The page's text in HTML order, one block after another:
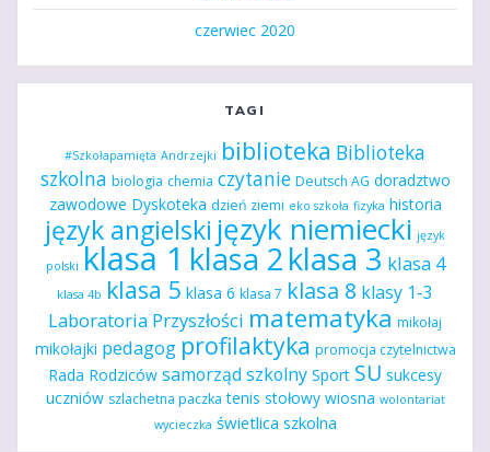
czerwiec 2020
TAGI
#Szkołapamięta Andrzejki biblioteka Biblioteka
szkolna biologia chemia czytanie Deutsch AG doradztwo
zawodowe Dyskoteka dzień ziemi eko szkoła fizyka historia
język angielski język niemiecki język
polski klasa 1 klasa 2klasa 3 klasa 4
klasa 4b klasa 5 klasa 6 klasa 7 klasa 8 klasy 1-3
Laboratoria Przyszłości matematyka mikołaj
mikołajki pedagog profilaktyka promocja czytelnictwa
Rada Rodziców samorząd szkolny Sport SU sukcesy
uczniów szlachetna paczka tenis stołowy wiosna wolontariat
wycieczka świetlica szkolna